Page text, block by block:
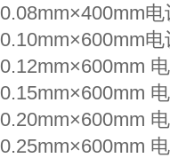
0.08mm×400mm
0.10mm×600mm
0.12mm×600mm
0.15mm×600mm
0.20mm×600mm
0.25mm×600mm